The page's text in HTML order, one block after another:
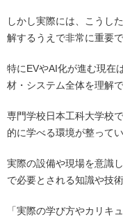
しかし実際には、こうし
解するうえで非常に重要で
特にEVやAI化が進む現在
材・システム全体を理解
専門学校日本工科大学校
的に学べる環境が整ってい
実際の設備や現場を意識
で必要とされる知識や技
「実際の学び方やカリキ